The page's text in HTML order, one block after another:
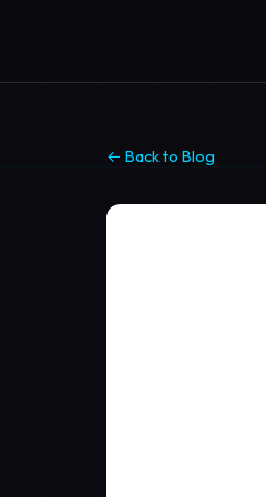
← Back to Blog